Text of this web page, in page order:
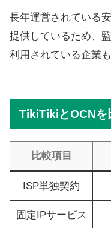
長年運営されている
提供しているため、
利用されている企業も
TikiTikiとOCNを
比較項目
ISP単独契約
固定IPサービス